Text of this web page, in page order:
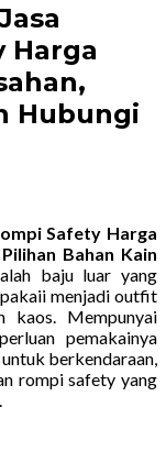
Harga
Hubungi
Safety Harga
Bahan Kain
baju luar yang
menjadi outfit
kaos. Mempunyai
pemakainya
berkendaraan,
rompi safety yang